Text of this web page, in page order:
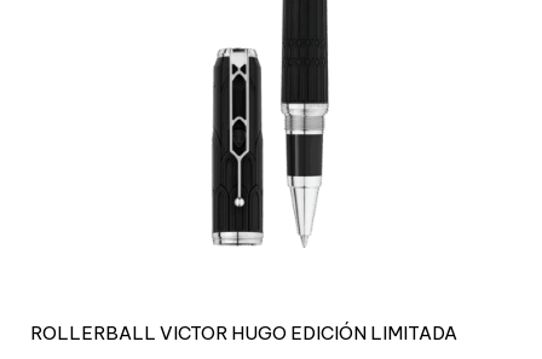
ROLLERBALL VICTOR HUGO EDICIÓN LIMITADA